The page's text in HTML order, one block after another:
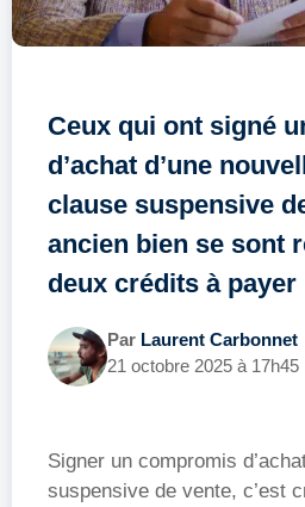
Ceux qui ont signé
d’achat d’une
clause suspensive
ancien bien se sont
deux crédits à payer
Par Laurent Carbonnet
21 octobre 2025 à 17h45
Signer un compromis
suspensive de vente, c’est